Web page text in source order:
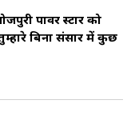
पावर स्टार को
बिना संसार में कुछ